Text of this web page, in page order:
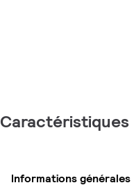
Caractéristiques
Informations générales